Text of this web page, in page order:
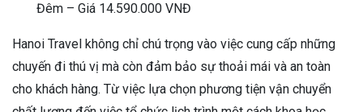
Đêm – Giá 14.590.000 VNĐ
Hanoi Travel không chỉ chú trọng vào việc cung cấp những
chuyến đi thú vị mà còn đảm bảo sự thoải mái và an toàn
cho khách hàng. Từ việc lựa chọn phương tiện vận chuyển